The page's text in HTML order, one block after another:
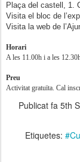
Plaça del castell, 1.
Visita el bloc de
Visita la web de
Horari
A les 11.00h i a les
Preu
Activitat gratuïta. Cal
Publicat fa 5th
Etiquetes: